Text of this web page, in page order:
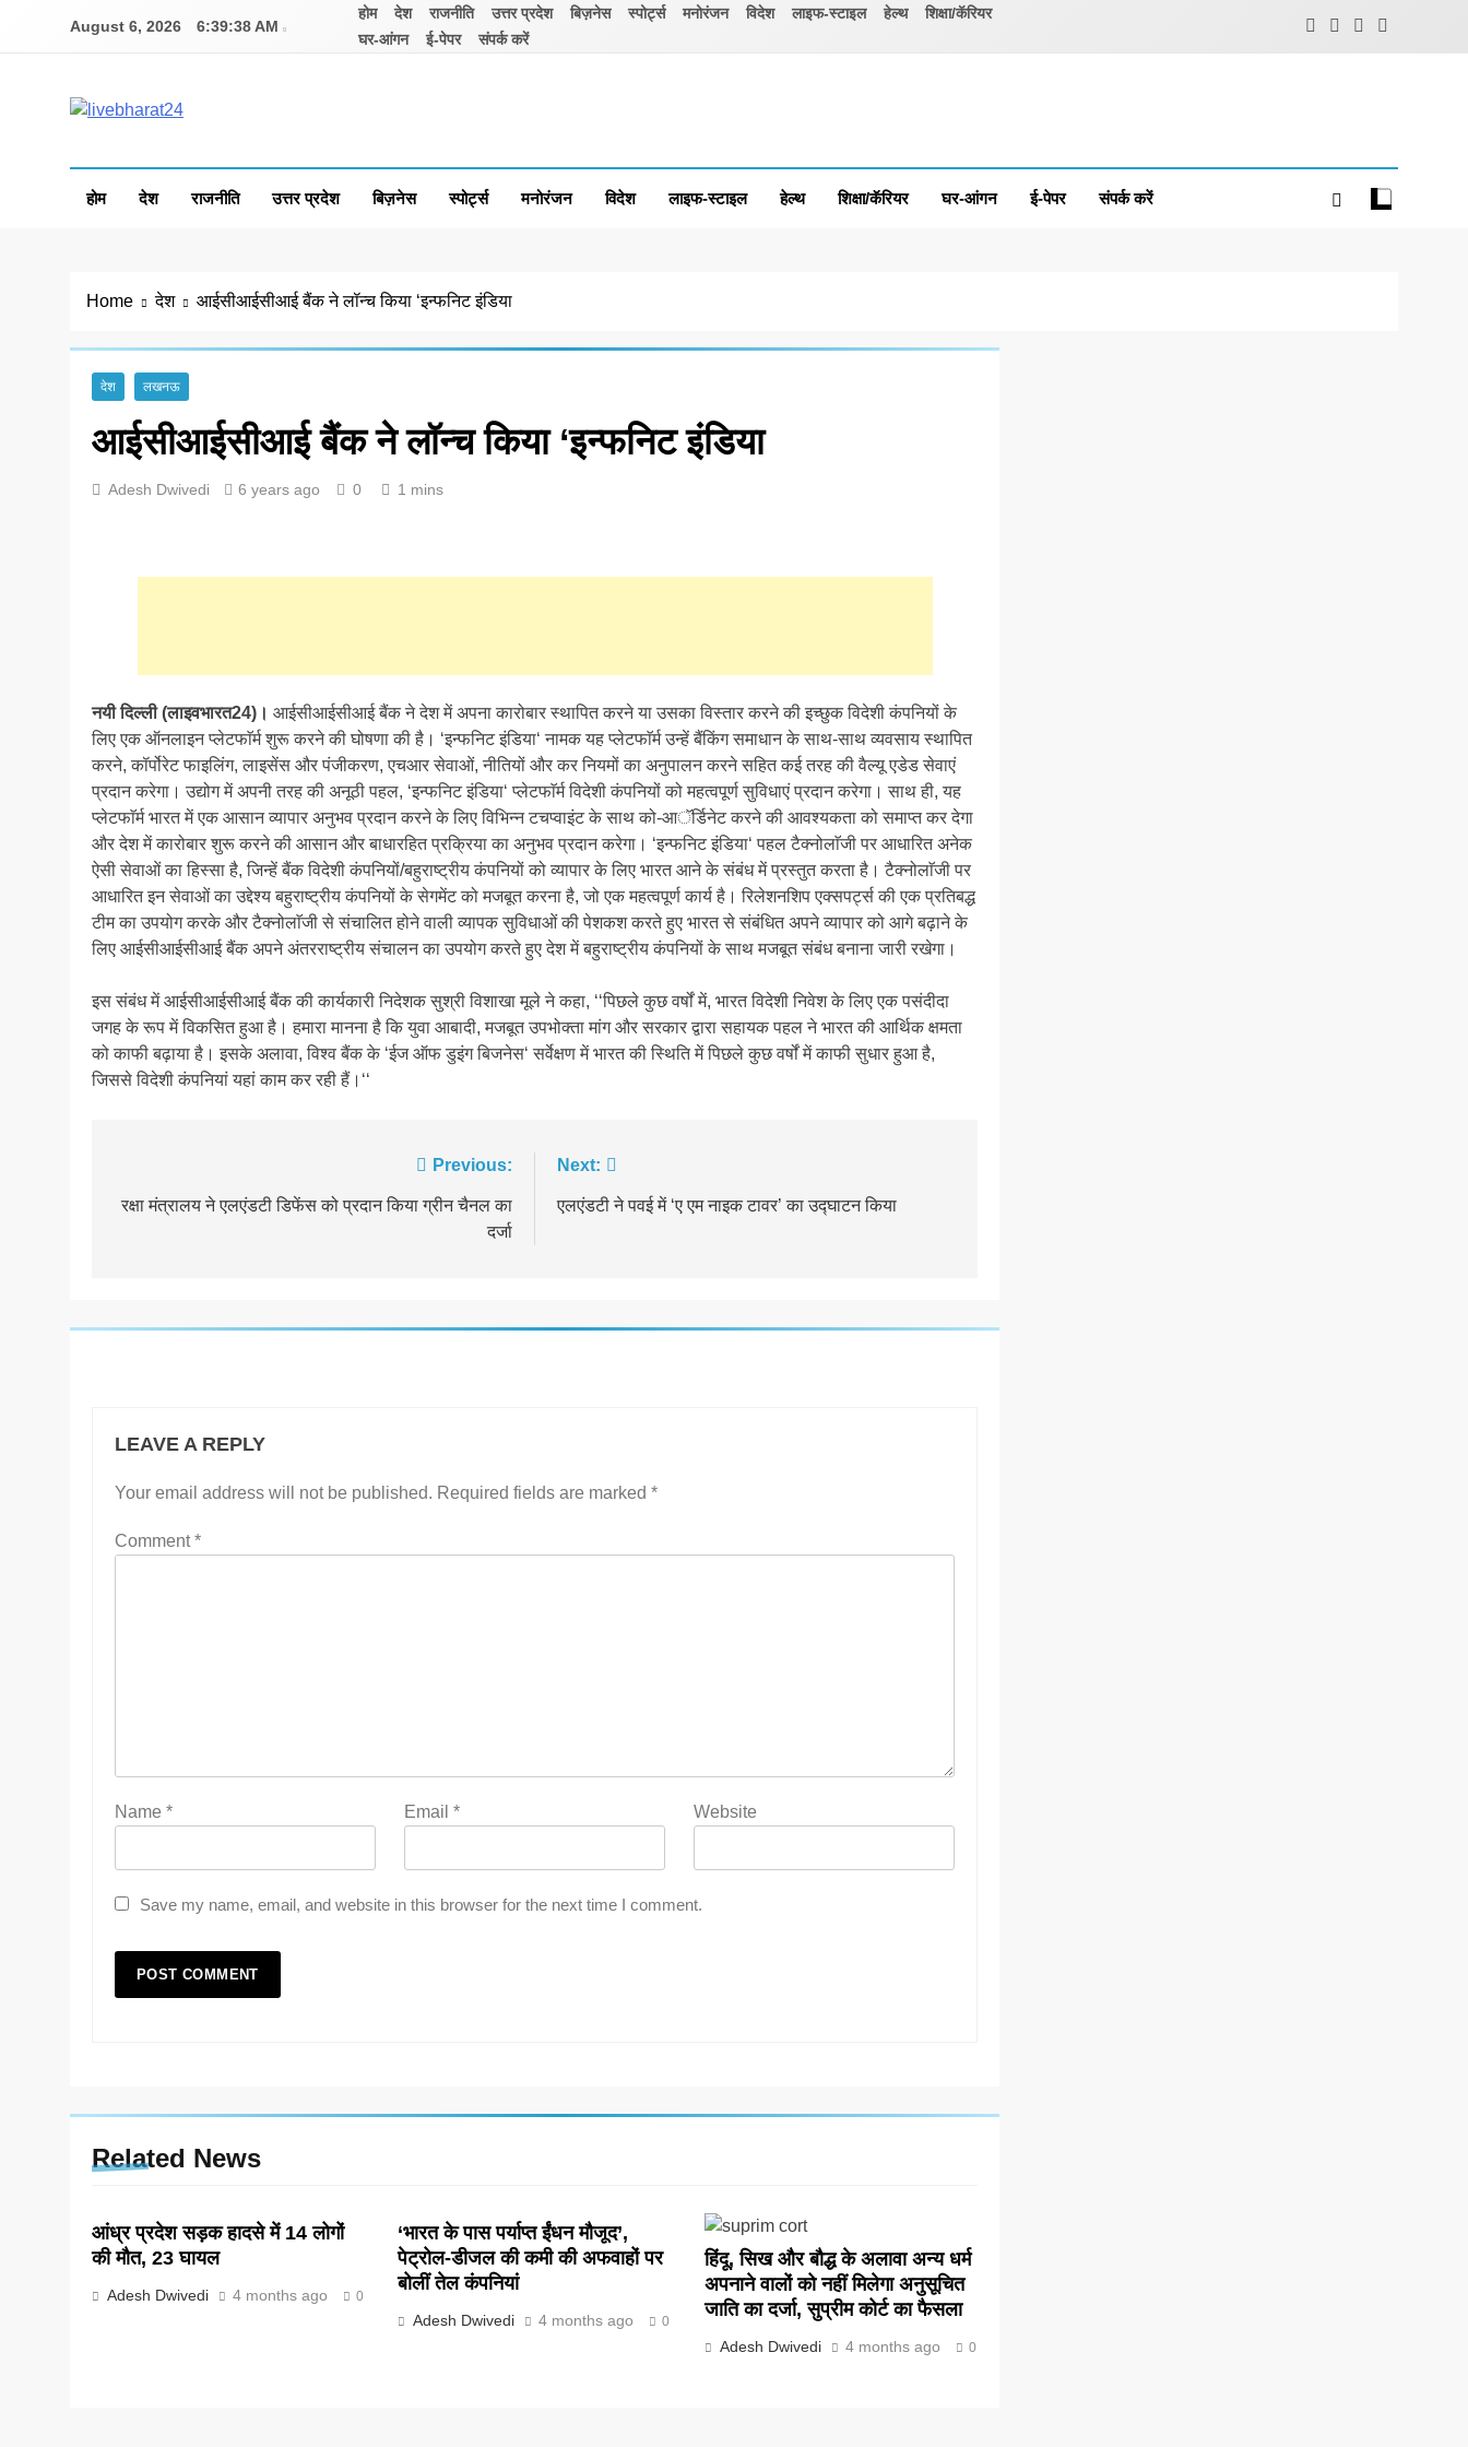
August 6, 2026 6:39:39 AM
होम देश राजनीति उत्तर प्रदेश बिज़नेस स्पोर्ट्स मनोरंजन विदेश लाइफ-स्टाइल हेल्थ
शिक्षा/कॅरियर
घर-आंगन
ई-पेपर संपर्क करें
होम देश राजनीति उत्तर प्रदेश बिज़नेस स्पोर्ट्स मनोरंजन विदेश लाइफ-स्टाइल हेल्थ शिक्षा/कॅरियर घर-आंगन ई-पेपर संपर्क करें
Home देश आईसीआईसीआई बैंक ने लॉन्च किया ‘इन्फनिट इंडिया
देश लखनऊ
आईसीआईसीआई बैंक ने लॉन्च किया ‘इन्फनिट इंडिया
Adesh Dwivedi 6 years ago 0 1 mins
नयी दिल्ली (लाइवभारत24)। आईसीआईसीआई बैंक ने देश में अपना कारोबार स्थापित करने या उसका विस्तार करने की इच्छुक विदेशी कंपनियों के
लिए एक ऑनलाइन प्लेटफाॅर्म शुरू करने की घोषणा की है। ‘इन्फनिट इंडिया‘ नामक यह प्लेटफाॅर्म उन्हें बैंकिंग समाधान के साथ-साथ व्यवसाय स्थापित
करने, कॉर्पोरेट फाइलिंग, लाइसेंस और पंजीकरण, एचआर सेवाओं, नीतियों और कर नियमों का अनुपालन करने सहित कई तरह की वैल्यू एडेड सेवाएं
प्रदान करेगा। उद्योग में अपनी तरह की अनूठी पहल, ‘इन्फनिट इंडिया‘ प्लेटफाॅर्म विदेशी कंपनियों को महत्वपूर्ण सुविधाएं प्रदान करेगा। साथ ही, यह
प्लेटफाॅर्म भारत में एक आसान व्यापार अनुभव प्रदान करने के लिए विभिन्न टचप्वाइंट के साथ को-आॅर्डिनेट करने की आवश्यकता को समाप्त कर देगा
और देश में कारोबार शुरू करने की आसान और बाधारहित प्रक्रिया का अनुभव प्रदान करेगा। ‘इन्फनिट इंडिया‘ पहल टैक्नोलाॅजी पर आधारित अनेक
ऐसी सेवाओं का हिस्सा है, जिन्हें बैंक विदेशी कंपनियों/बहुराष्ट्रीय कंपनियों को व्यापार के लिए भारत आने के संबंध में प्रस्तुत करता है। टैक्नोलाॅजी पर
आधारित इन सेवाओं का उद्देश्य बहुराष्ट्रीय कंपनियों के सेगमेंट को मजबूत करना है, जो एक महत्वपूर्ण कार्य है। रिलेशनशिप एक्सपर्ट्स की एक प्रतिबद्ध
टीम का उपयोग करके और टैक्नोलाॅजी से संचालित होने वाली व्यापक सुविधाओं की पेशकश करते हुए भारत से संबंधित अपने व्यापार को आगे बढ़ाने के
लिए आईसीआईसीआई बैंक अपने अंतरराष्ट्रीय संचालन का उपयोग करते हुए देश में बहुराष्ट्रीय कंपनियों के साथ मजबूत संबंध बनाना जारी रखेगा।
इस संबंध में आईसीआईसीआई बैंक की कार्यकारी निदेशक सुश्री विशाखा मूले ने कहा, ‘‘पिछले कुछ वर्षों में, भारत विदेशी निवेश के लिए एक पसंदीदा
जगह के रूप में विकसित हुआ है। हमारा मानना है कि युवा आबादी, मजबूत उपभोक्ता मांग और सरकार द्वारा सहायक पहल ने भारत की आर्थिक क्षमता
को काफी बढ़ाया है। इसके अलावा, विश्व बैंक के ‘ईज ऑफ डुइंग बिजनेस‘ सर्वेक्षण में भारत की स्थिति में पिछले कुछ वर्षों में काफी सुधार हुआ है,
जिससे विदेशी कंपनियां यहां काम कर रही हैं।‘‘
navigation
Previous:
रक्षा मंत्रालय ने एलएंडटी डिफेंस को प्रदान किया ग्रीन चैनल का
दर्जा
Next:
एलएंडटी ने पवई में ‘ए एम नाइक टावर’ का उद्घाटन किया
LEAVE A REPLY
Your email address will not be published. Required fields are marked *
Comment*
Name * Email* Website
Save my name, email, and website in this browser for the next time I comment.
Related News
आंध्र प्रदेश सड़क हादसे में 14 लोगों
की मौत, 23 घायल
Adesh Dwivedi 4 months ago 0
‘भारत के पास पर्याप्त ईंधन मौजूद’,
पेट्रोल-डीजल की कमी की अफवाहों पर
बोलीं तेल कंपनियां
Adesh Dwivedi 4 months ago 0
हिंदू, सिख और बौद्ध के अलावा अन्य धर्म
अपनाने वालों को नहीं मिलेगा अनुसूचित
जाति का दर्जा, सुप्रीम कोर्ट का फैसला
Adesh Dwivedi 4 months ago 0